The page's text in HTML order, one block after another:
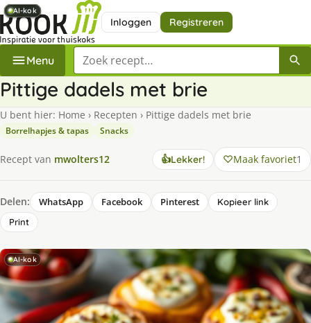
Inloggen Registreren
Menu Zoek een recept
Pittige dadels met brie
U bent hier: Home › Recepten › Pittige dadels met brie
Borrelhapjes & tapas Snacks
Recept van mwolters12 👍Lekker! Maak favoriet1
Delen: WhatsApp Facebook Pinterest
Kopieer link
Print
AI-kok
AI-kok
AI-kok
AI-kok
AI-kok
AI-kok
AI-kok